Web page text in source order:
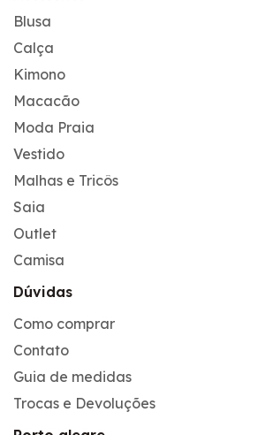
Blusa
Calça
Kimono
Macacão
Moda Praia
Vestido
Malhas e Tricôs
Saia
Outlet
Camisa
Dúvidas
Como comprar
Contato
Guia de medidas
Trocas e Devoluções